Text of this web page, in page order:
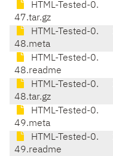
HTML-Tested-0.
47.tar.gz
HTML-Tested-0.
48.meta
HTML-Tested-0.
48.readme
HTML-Tested-0.
48.tar.gz
HTML-Tested-0.
49.meta
HTML-Tested-0.
49.readme